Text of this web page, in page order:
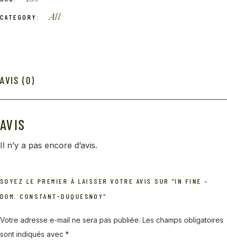
CATEGORY: All
AVIS (0)
AVIS
Il n’y a pas encore d’avis.
SOYEZ LE PREMIER À LAISSER VOTRE AVIS SUR “IN FINE –
DOM. CONSTANT-DUQUESNOY”
Votre adresse e-mail ne sera pas publiée. Les champs obligatoires
sont indiqués avec *